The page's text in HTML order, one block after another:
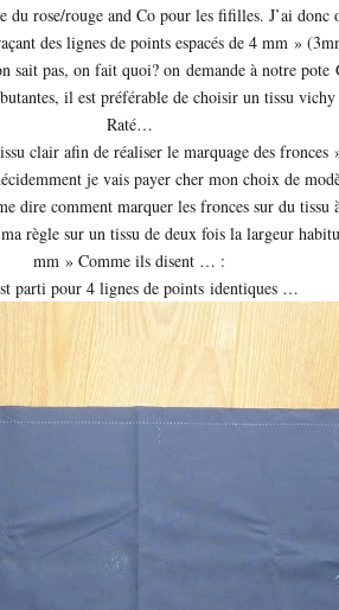
du rose/rouge and Co pour les fifilles. J’ai
des lignes de points espacés de 4 mm »
sait pas, on fait quoi? on demande à notre
il est préférable de choisir un tissu vichy
Raté…
clair afin de réaliser le marquage des fronces
je vais payer cher mon choix de
dire comment marquer les fronces sur du
règle sur un tissu de deux fois la largeur
mm » Comme ils disent … :
parti pour 4 lignes de points identiques …